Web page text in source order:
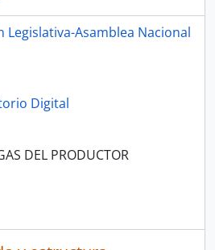
Legislativa-Asamblea Nacional
Digital
DEL PRODUCTOR